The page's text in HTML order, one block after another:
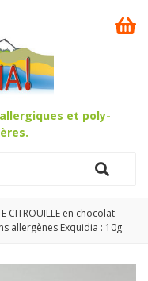
et poly-
CITROUILLE en chocolat
allergènes Exquidia : 10g